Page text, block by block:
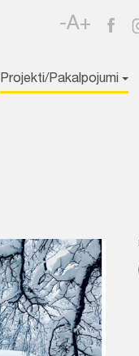
-A+
Projekti/Pakalpojumi